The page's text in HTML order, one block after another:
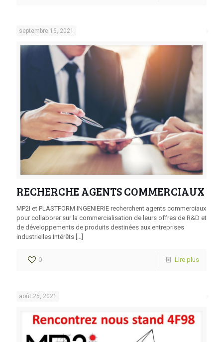
septembre 16, 2021
RECHERCHE AGENTS COMMERCIAUX
MP2I et PLASTFORM INGENIERIE recherchent agents commerciaux
pour collaborer sur la commercialisation de leurs offres de R&D et
de développements de produits destinées aux entreprises
industrielles.Intérêts […]
0 Lire plus
août 25, 2021